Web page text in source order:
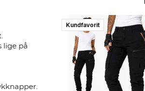
lige på
Kundfavorit